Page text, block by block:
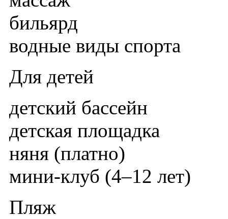
бильярд
водные виды спорта
Для детей
детский бассейн
детская площадка
няня (платнo)
мини-клуб (4–12 лет)
Пляж